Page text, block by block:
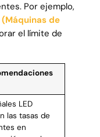
Por ejemplo,
de
el límite de
LED
las tasas de
en